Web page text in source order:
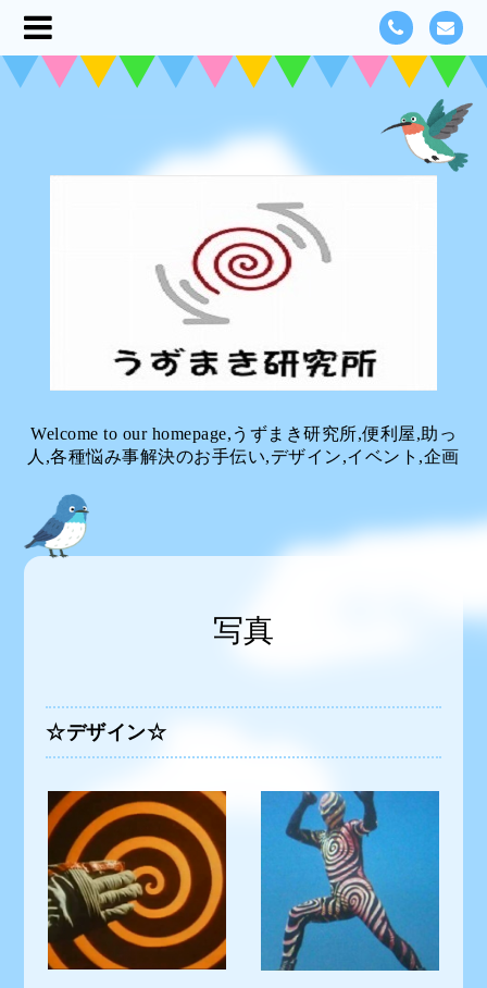
Welcome to our homepage,うずまき研究所,便利屋,助っ
人,各種悩み事解決のお手伝い,デザイン,イベント,企画
写真
☆デザイン☆